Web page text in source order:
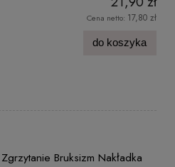
Cena netto: 17,80 zł
do koszyka
Bruksizm Nakładka